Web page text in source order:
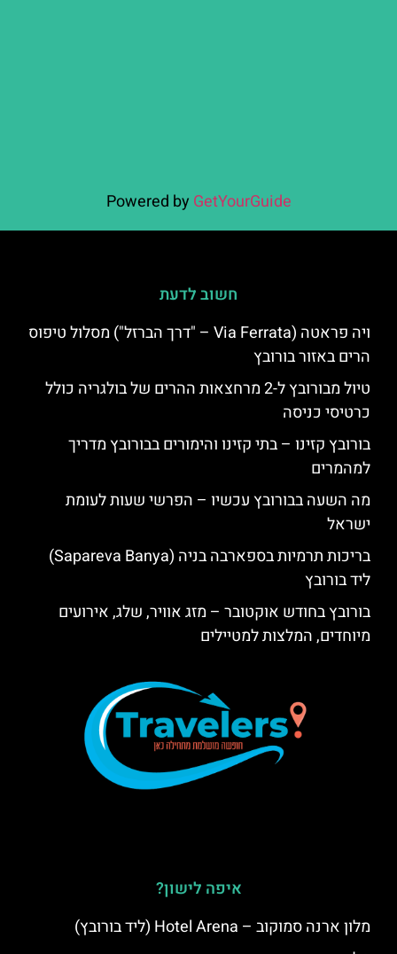
Powered by GetYourGuide
חשוב לדעת
ויה פראטה (Via Ferrata – "דרך הברזל") מסלול טיפוס
הרים באזור בורובץ
טיול מבורובץ ל-2 מרחצאות ההרים של בולגריה כולל
כרטיסי כניסה
בורובץ קזינו – בתי קזינו והימורים בבורובץ מדריך
למהמרים
מה השעה בבורובץ עכשיו – הפרשי שעות לעומת
ישראל
בריכות תרמיות בספארבה בניה (Sapareva Banya)
ליד בורובץ
בורובץ בחודש אוקטובר – מזג אוויר, שלג, אירועים
מיוחדים, המלצות למטיילים
איפה לישון?
מלון ארנה סמוקוב – Hotel Arena (ליד בורובץ)